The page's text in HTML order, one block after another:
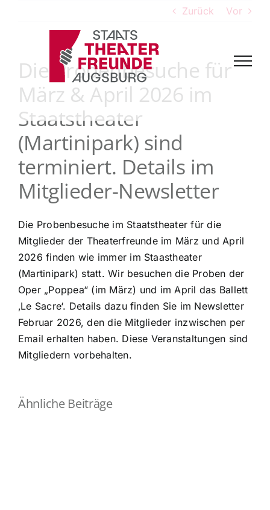
Zurück Vor
Die Probenbesuche für
März & April 2026 im
Staatstheater
(Martinipark) sind
terminiert. Details im
Mitglieder-Newsletter
Die Probenbesuche im Staatstheater für die
Mitglieder der Theaterfreunde im März und April
2026 finden wie immer im Staastheater
(Martinipark) statt. Wir besuchen die Proben der
Oper „Poppea“ (im März) und im April das Ballett
‚Le Sacre‘. Details dazu finden Sie im Newsletter
Februar 2026, den die Mitglieder inzwischen per
Email erhalten haben. Diese Veranstaltungen sind
Mitgliedern vorbehalten.
Ähnliche Beiträge